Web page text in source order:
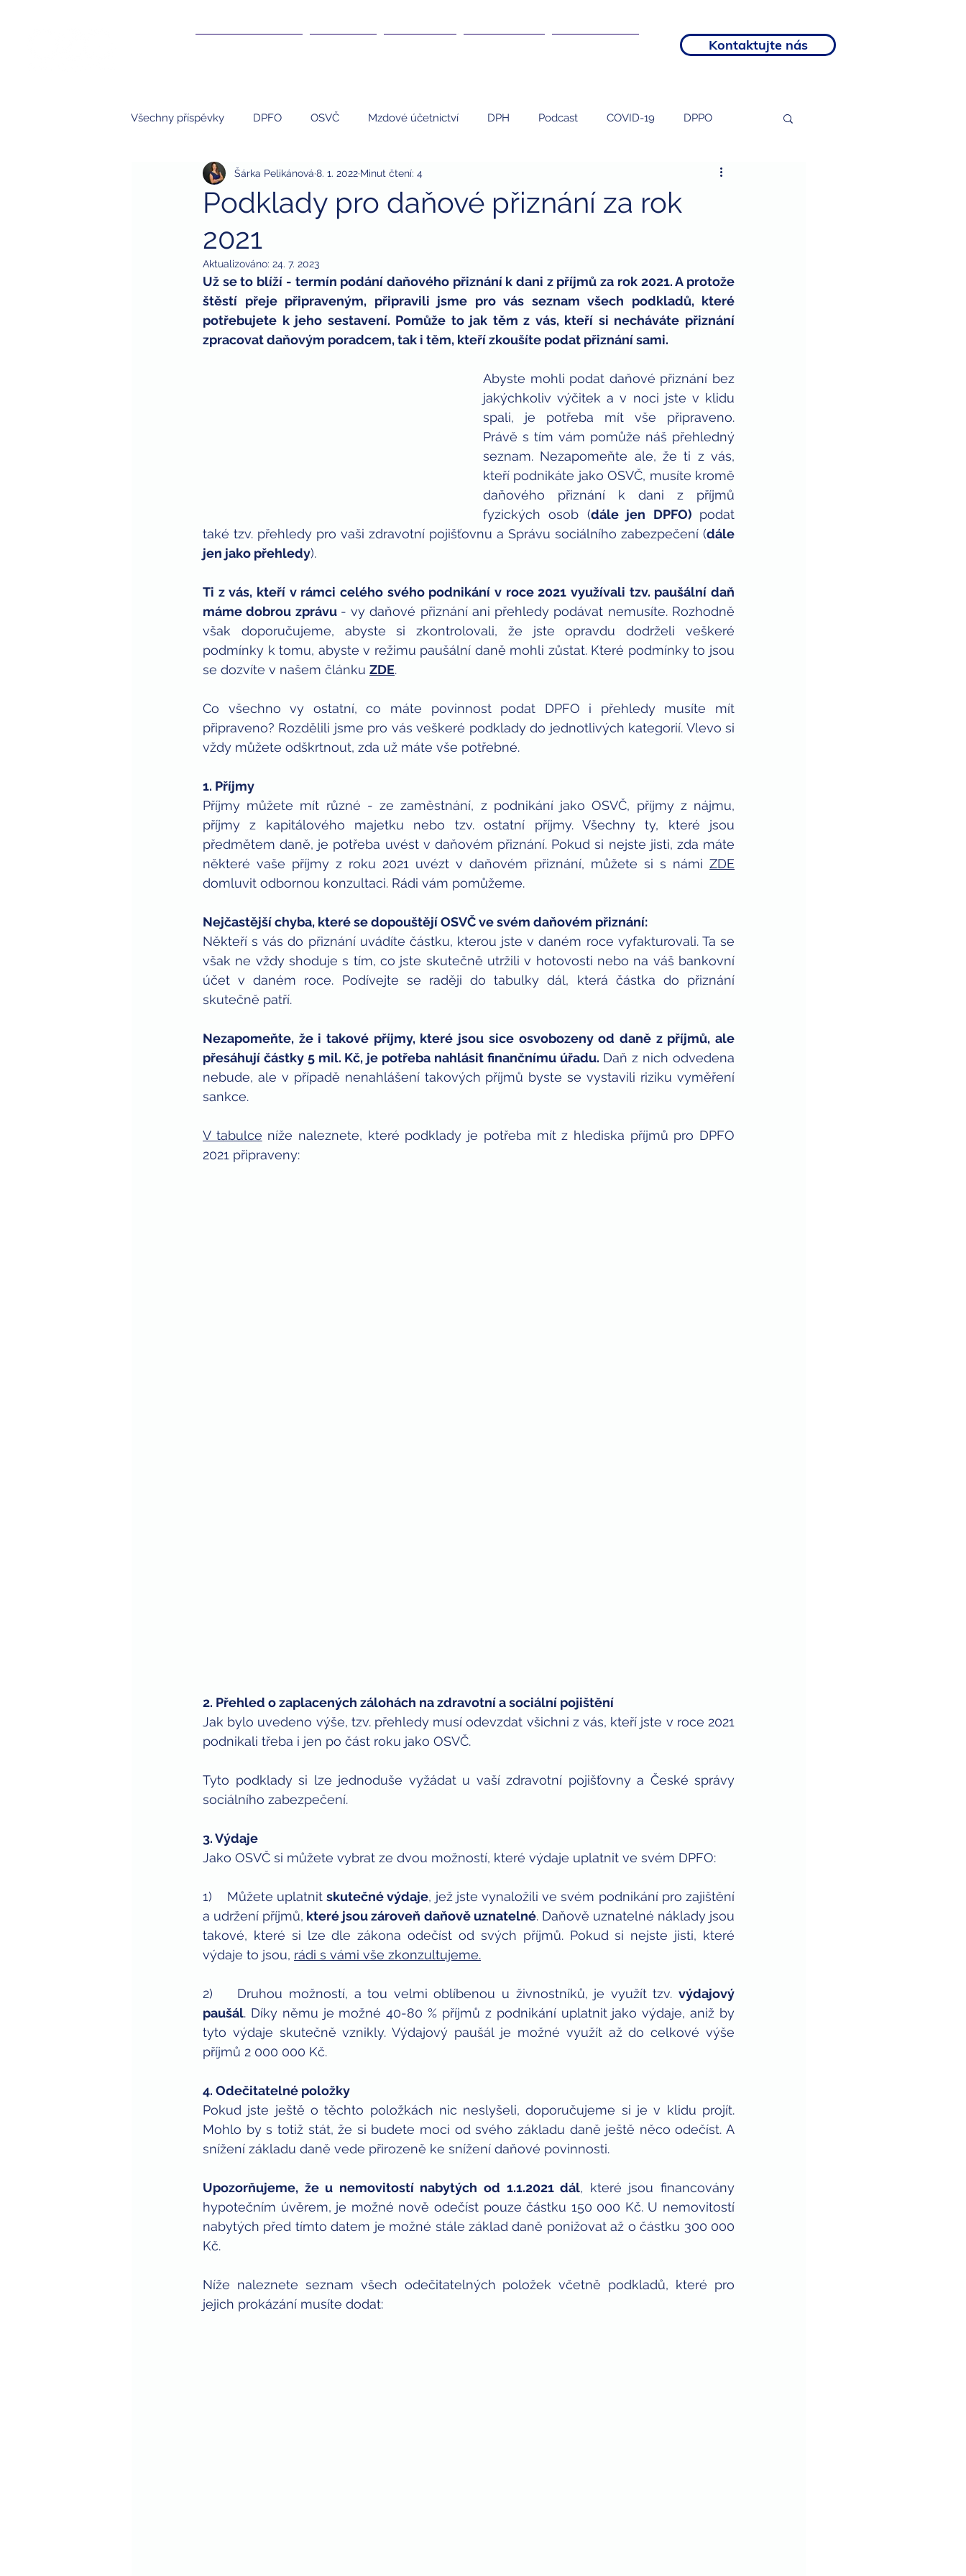
Kontaktujte nás
Všechny příspěvky DPFO OSVČ Mzdové účetnictví DPH Podcast COVID-19 DPPO
Účetnictví NNO S.R.O. EET Umělci podnikatelé
kompenzace kompenzační program
brigády a daně dary dary a daně daňová uznatelnost darů zdravotní postižení
zaměstnávání zdravotně postižených děti bitcoin
Podklady pro daňové přiznání za rok
2021
Šárka Pelikánová 8. 1. 2022 Minut čtení: 4
Aktualizováno: 24. 7. 2023
Už se to blíží - termín podání daňového přiznání k dani z příjmů za rok 2021. A protože
štěstí přeje připraveným, připravili jsme pro vás seznam všech podkladů, které
potřebujete k jeho sestavení. Pomůže to jak těm z vás, kteří si necháváte přiznání
zpracovat daňovým poradcem, tak i těm, kteří zkoušíte podat přiznání sami.
Abyste mohli podat daňové přiznání bez
jakýchkoliv výčitek a v noci jste v klidu
spali, je potřeba mít vše připraveno.
Právě s tím vám pomůže náš přehledný
seznam. Nezapomeňte ale, že ti z vás,
kteří podnikáte jako OSVČ, musíte kromě
daňového přiznání k dani z příjmů
fyzických osob (dále jen DPFO) podat
také tzv. přehledy pro vaši zdravotní pojišťovnu a Správu sociálního zabezpečení (dále
jen jako přehledy).
Ti z vás, kteří v rámci celého svého podnikání v roce 2021 využívali tzv. paušální daň
máme dobrou zprávu - vy daňové přiznání ani přehledy podávat nemusíte. Rozhodně
však doporučujeme, abyste si zkontrolovali, že jste opravdu dodrželi veškeré
podmínky k tomu, abyste v režimu paušální daně mohli zůstat. Které podmínky to jsou
se dozvíte v našem článku ZDE.
Co všechno vy ostatní, co máte povinnost podat DPFO i přehledy musíte mít
připraveno? Rozdělili jsme pro vás veškeré podklady do jednotlivých kategorií. Vlevo si
vždy můžete odškrtnout, zda už máte vše potřebné.
1. Příjmy
Příjmy můžete mít různé - ze zaměstnání, z podnikání jako OSVČ, příjmy z nájmu,
příjmy z kapitálového majetku nebo tzv. ostatní příjmy. Všechny ty, které jsou
předmětem daně, je potřeba uvést v daňovém přiznání. Pokud si nejste jisti, zda máte
některé vaše příjmy z roku 2021 uvézt v daňovém přiznání, můžete si s námi ZDE
domluvit odbornou konzultaci. Rádi vám pomůžeme.
Nejčastější chyba, které se dopouštějí OSVČ ve svém daňovém přiznání:
Někteří s vás do přiznání uvádíte částku, kterou jste v daném roce vyfakturovali. Ta se
však ne vždy shoduje s tím, co jste skutečně utržili v hotovosti nebo na váš bankovní
účet v daném roce. Podívejte se raději do tabulky dál, která částka do přiznání
skutečně patří.
Nezapomeňte, že i takové příjmy, které jsou sice osvobozeny od daně z příjmů, ale
přesáhují částky 5 mil. Kč, je potřeba nahlásit finančnímu úřadu. Daň z nich odvedena
nebude, ale v případě nenahlášení takových příjmů byste se vystavili riziku vyměření
sankce.
V tabulce níže naleznete, které podklady je potřeba mít z hlediska příjmů pro DPFO
2021 připraveny:
2. Přehled o zaplacených zálohách na zdravotní a sociální pojištění
Jak bylo uvedeno výše, tzv. přehledy musí odevzdat všichni z vás, kteří jste v roce 2021
podnikali třeba i jen po část roku jako OSVČ.
Tyto podklady si lze jednoduše vyžádat u vaší zdravotní pojišťovny a České správy
sociálního zabezpečení.
3. Výdaje
Jako OSVČ si můžete vybrat ze dvou možností, které výdaje uplatnit ve svém DPFO:
1)    Můžete uplatnit skutečné výdaje, jež jste vynaložili ve svém podnikání pro zajištění
a udržení příjmů, které jsou zároveň daňově uznatelné. Daňově uznatelné náklady jsou
takové, které si lze dle zákona odečíst od svých příjmů. Pokud si nejste jisti, které
výdaje to jsou, rádi s vámi vše zkonzultujeme.
2)    Druhou možností, a tou velmi oblíbenou u živnostníků, je využít tzv. výdajový
paušál. Díky němu je možné 40-80 % příjmů z podnikání uplatnit jako výdaje, aniž by
tyto výdaje skutečně vznikly. Výdajový paušál je možné využít až do celkové výše
příjmů 2 000 000 Kč.
4. Odečitatelné položky
Pokud jste ještě o těchto položkách nic neslyšeli, doporučujeme si je v klidu projít.
Mohlo by s totiž stát, že si budete moci od svého základu daně ještě něco odečíst. A
snížení základu daně vede přirozeně ke snížení daňové povinnosti.
Upozorňujeme, že u nemovitostí nabytých od 1.1.2021 dál, které jsou financovány
hypotečním úvěrem, je možné nově odečíst pouze částku 150 000 Kč. U nemovitostí
nabytých před tímto datem je možné stále základ daně ponižovat až o částku 300 000
Kč.
Níže naleznete seznam všech odečitatelných položek včetně podkladů, které pro
jejich prokázání musíte dodat: